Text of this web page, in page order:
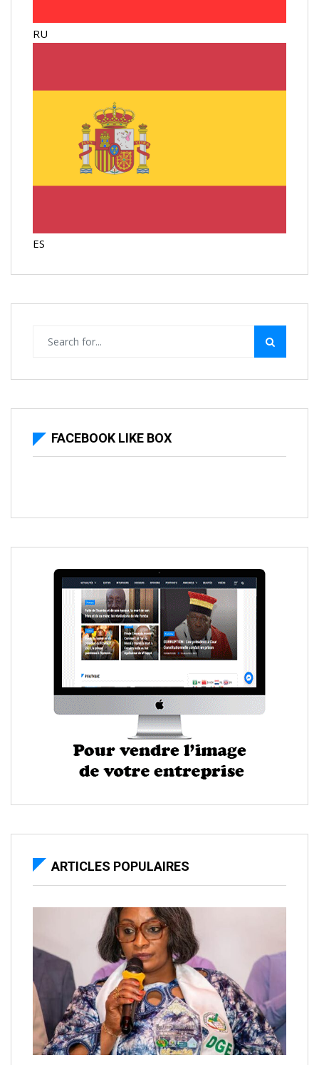
RU
ES
FACEBOOK LIKE BOX
ARTICLES POPULAIRES